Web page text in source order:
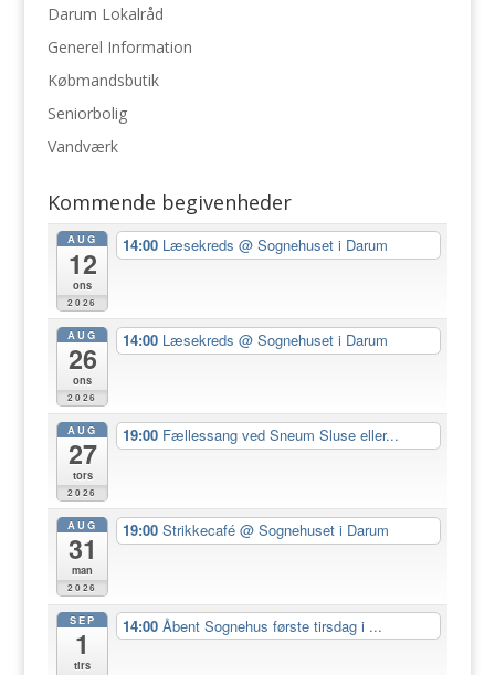
Darum Lokalråd
Generel Information
Købmandsbutik
Seniorbolig
Vandværk
Kommende begivenheder
AUG
12
ons
2026
14:00 Læsekreds@ Sognehuset i Darum
AUG
26
ons
2026
14:00 Læsekreds@ Sognehuset i Darum
AUG
27
tors
2026
19:00 Fællessang ved Sneum Sluse eller...
AUG
31
man
2026
19:00Strikkecafé@ Sognehuset i Darum
SEP
1
tirs
14:00Åbent Sognehus første tirsdag i ...